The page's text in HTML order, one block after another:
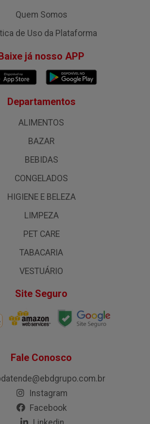
Quem Somos
de Uso da Plataforma
já nosso APP
Departamentos
ALIMENTOS
BAZAR
BEBIDAS
CONGELADOS
HIGIENE E BELEZA
LIMPEZA
PET CARE
TABACARIA
VESTUÁRIO
Site Seguro
Fale Conosco
Instagram
Facebook